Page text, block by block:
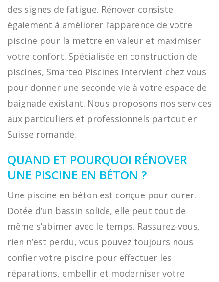
des signes de fatigue. Rénover consiste
également à améliorer l’apparence de votre
piscine pour la mettre en valeur et maximiser
votre confort. Spécialisée en construction de
piscines, Smarteo Piscines intervient chez vous
pour donner une seconde vie à votre espace de
baignade existant. Nous proposons nos services
aux particuliers et professionnels partout en
Suisse romande.
QUAND ET POURQUOI RÉNOVER
UNE PISCINE EN BÉTON ?
Une piscine en béton est conçue pour durer.
Dotée d’un bassin solide, elle peut tout de
même s’abimer avec le temps. Rassurez-vous,
rien n’est perdu, vous pouvez toujours nous
confier votre piscine pour effectuer les
réparations, embellir et moderniser votre